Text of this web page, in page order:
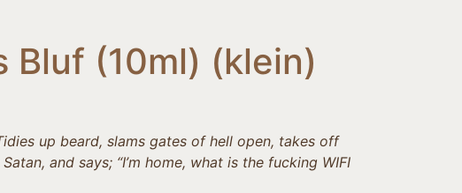
Bluf (10ml) (klein)
up beard, slams gates of hell open, takes off
and says; “I’m home, what is the fucking WIFI